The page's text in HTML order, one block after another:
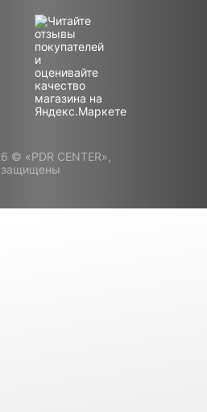
© «PDR CENTER»,
защищены